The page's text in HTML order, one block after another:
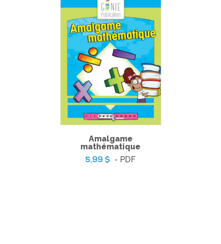
La grande foire !
Amalgame
mathématique
5,99 $ - PDF